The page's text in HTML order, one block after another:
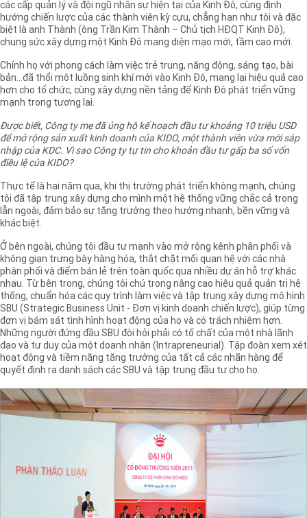
các cấp quản lý và đội ngũ nhân sự hiện tại của Kinh Đô, cùng định
hướng chiến lược của các thành viên kỳ cựu, chẳng hạn như tôi và đặc
biệt là anh Thành (ông Trần Kim Thành – Chủ tịch HĐQT Kinh Đô),
chung sức xây dựng một Kinh Đô mang diện mạo mới, tầm cao mới.
Chính họ với phong cách làm việc trẻ trung, năng động, sáng tạo, bài
bản…đã thổi một luồng sinh khí mới vào Kinh Đô, mang lại hiệu quả cao
hơn cho tổ chức, cùng xây dựng nền tảng để Kinh Đô phát triển vững
mạnh trong tương lai.
Được biết, Công ty mẹ đã ủng hộ kế hoạch đầu tư khoảng 10 triệu USD
để mở rộng sản xuất kinh doanh của KIDO, một thành viên vừa mới sáp
nhập của KDC. Vì sao Công ty tự tin cho khoản đầu tư gấp ba số vốn
điều lệ của KIDO?
Thực tế là hai năm qua, khi thị trường phát triển không mạnh, chúng
tôi đã tập trung xây dựng cho mình một hệ thống vững chắc cả trong
lẫn ngoài, đảm bảo sự tăng trưởng theo hướng nhanh, bền vững và
khác biệt.
Ở bên ngoài, chúng tôi đầu tư mạnh vào mở rộng kênh phân phối và
không gian trưng bày hàng hóa, thắt chặt mối quan hệ với các nhà
phân phối và điểm bán lẻ trên toàn quốc qua nhiều dự án hỗ trợ khác
nhau. Từ bên trong, chúng tôi chú trọng nâng cao hiệu quả quản trị hệ
thống, chuẩn hóa các quy trình làm việc và tập trung xây dựng mô hình
SBU (Strategic Business Unit - Đơn vị kinh doanh chiến lược), giúp từng
đơn vị bám sát tình hình hoạt động của họ và có trách nhiệm hơn.
Những người đứng đầu SBU đòi hỏi phải có tố chất của một nhà lãnh
đạo và tư duy của một doanh nhân (Intrapreneurial). Tập đoàn xem xét
hoạt động và tiềm năng tăng trưởng của tất cả các nhãn hàng để
quyết định ra danh sách các SBU và tập trung đầu tư cho họ.